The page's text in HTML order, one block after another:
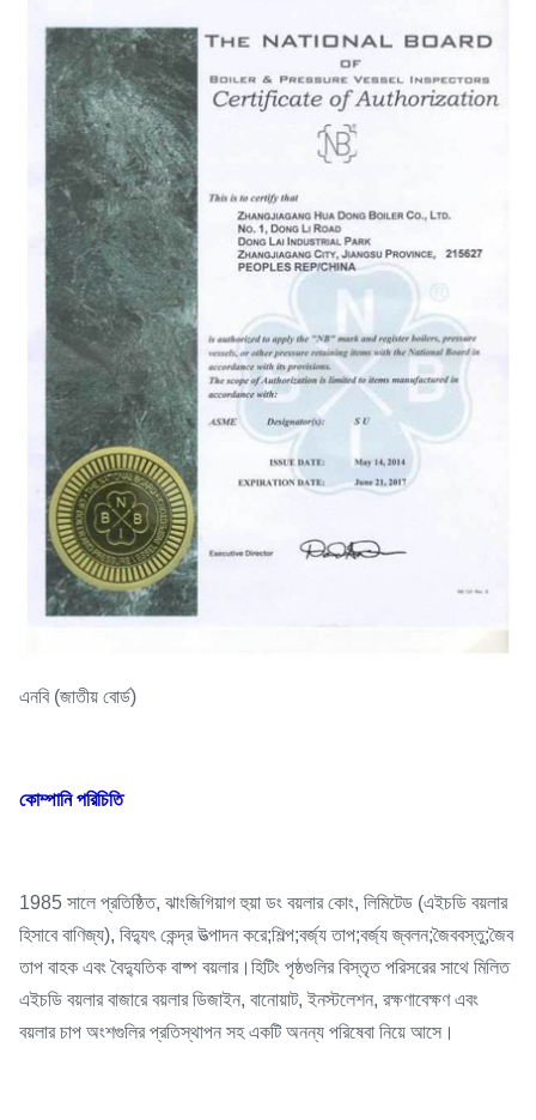
এনবি (জাতীয় বোর্ড)
কোম্পানি পরিচিতি
1985 সালে প্রতিষ্ঠিত, ঝাংজিগিয়াগ হুয়া ডং বয়লার কোং, লিমিটেড (এইচডি বয়লার
হিসাবে বাণিজ্য), বিদ্যুৎ কেন্দ্র উত্পাদন করে;শিল্প;বর্জ্য তাপ;বর্জ্য জ্বলন;জৈববস্তু;জৈব
তাপ বাহক এবং বৈদ্যুতিক বাষ্প বয়লার।হিটিং পৃষ্ঠগুলির বিস্তৃত পরিসরের সাথে মিলিত
এইচডি বয়লার বাজারে বয়লার ডিজাইন, বানোয়াট, ইনস্টলেশন, রক্ষণাবেক্ষণ এবং
বয়লার চাপ অংশগুলির প্রতিস্থাপন সহ একটি অনন্য পরিষেবা নিয়ে আসে।